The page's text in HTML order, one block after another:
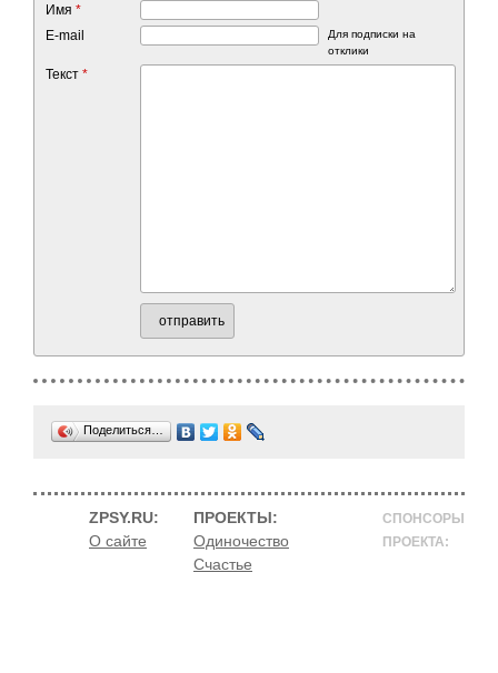
Имя *
E-mail
Для подписки на
отклики
Текст *
отправить
Поделиться…
ZPSY.RU:
О сайте
ПРОЕКТЫ:
Одиночество
Счастье
СПОНСОРЫ
ПРОЕКТА: